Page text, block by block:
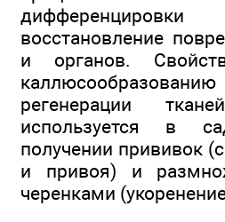
восстановление
и органов.
регенерации
используется в
получении прививок
и привоя) и
черенками